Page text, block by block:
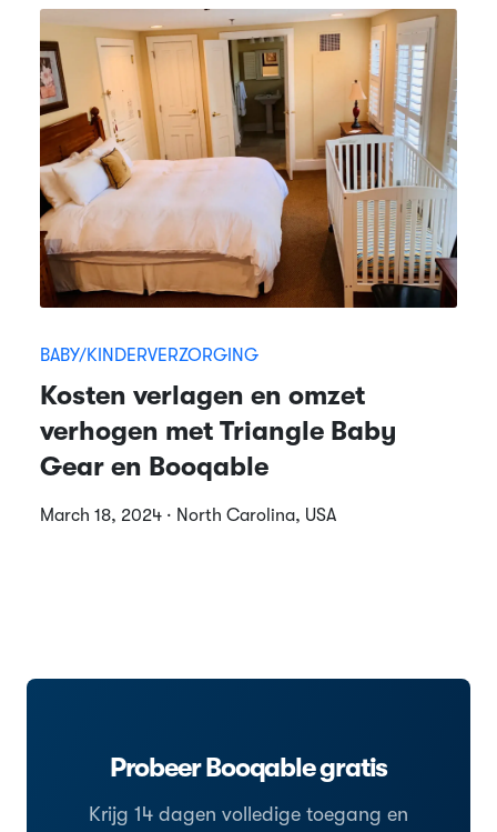
BABY/KINDERVERZORGING
Kosten verlagen en omzet
verhogen met Triangle Baby
Gear en Booqable
March 18, 2024 · North Carolina, USA
Probeer Booqable gratis
Krijg 14 dagen volledige toegang en